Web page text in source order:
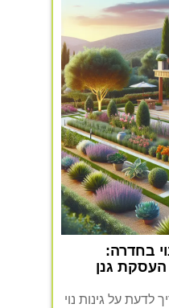
בחדרה:
העסקת גנן
לדעת על גינות נוי